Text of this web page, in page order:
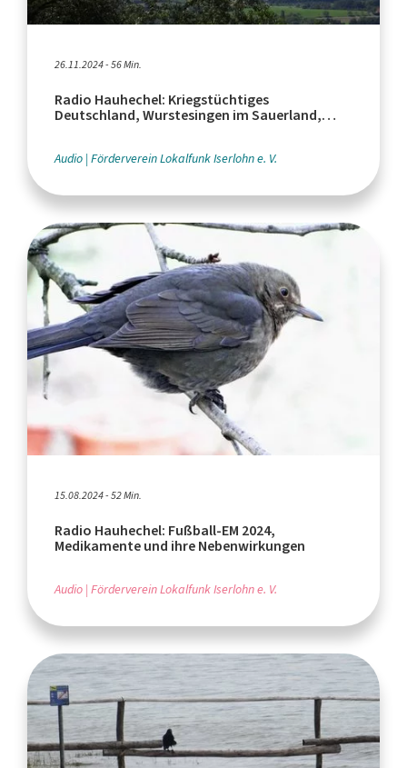
26.11.2024 - 56 Min.
Radio Hauhechel: Kriegstüchtiges
Deutschland, Wurstesingen im Sauerland,
Audio Förderverein Lokalfunk Iserlohn e. V.
15.08.2024 - 52 Min.
Radio Hauhechel: Fußball-EM 2024,
Medikamente und ihre Nebenwirkungen
Audio Förderverein Lokalfunk Iserlohn e. V.